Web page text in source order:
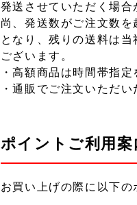
発送させていただく場合
尚、発送数がご注文数
となり、残りの送料は
ございます。
・高額商品は時間帯指
・通販でご注文いただ
ポイントご利用案
お買い上げの際に以下の